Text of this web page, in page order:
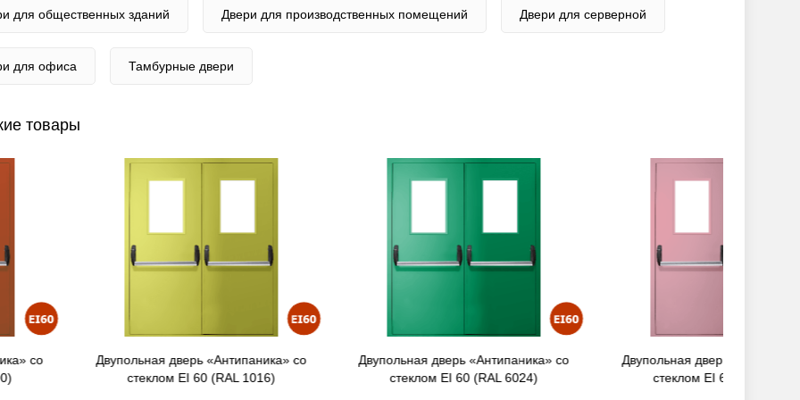
для общественных зданий Двери для производственных помещений Двери для серверной
для офиса Тамбурные двери
товары
дверь «Антипаника» со
стеклом EI 60 (RAL 1016)
Двупольная дверь «Антипаника» со
стеклом EI 60 (RAL 6024)
Двупольная дверь «Антипаника» со
стеклом EI 60 (RAL 3015)